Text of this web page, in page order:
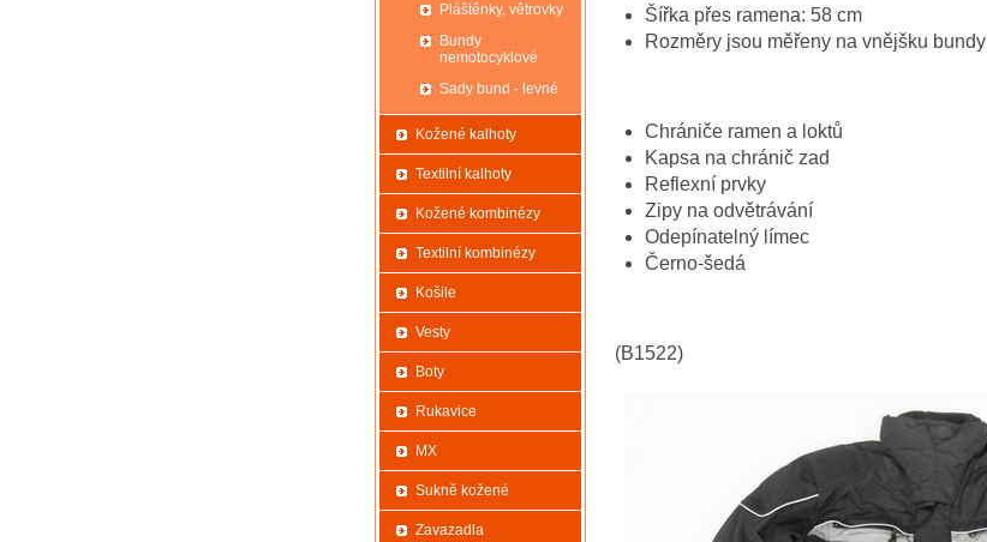
Šířka přes ramena: 58 cm
Rozměry jsou měřeny na vnějšku bundy
Chrániče ramen a loktů
Kapsa na chránič zad
Reflexní prvky
Zipy na odvětrávání
Odepínatelný límec
Černo-šedá
(B1522)
Pláštěnky, větrovky
Bundy
nemotocyklové
Sady bund - levné
Kožené kalhoty
Textilní kalhoty
Kožené kombinézy
Textilní kombinézy
Košile
Vesty
Boty
Rukavice
MX
Sukně kožené
Zavazadla